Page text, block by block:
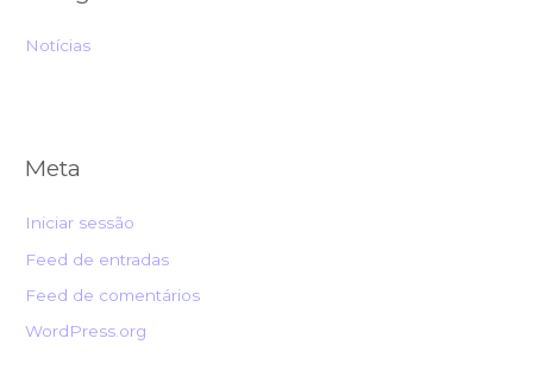
Notícias
Meta
Iniciar sessão
Feed de entradas
Feed de comentários
WordPress.org